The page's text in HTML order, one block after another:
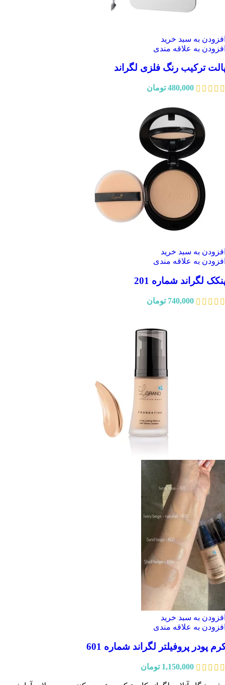
به سبد خرید
به علاقه مندی
ترکیب رنگ فلزی لگراند
480,000 تومان
به سبد خرید
به علاقه مندی
لگراند شماره 201
740,000 تومان
به سبد خرید
به علاقه مندی
پودر پروفیلتر لگراند شماره 601
1,150,000 تومان